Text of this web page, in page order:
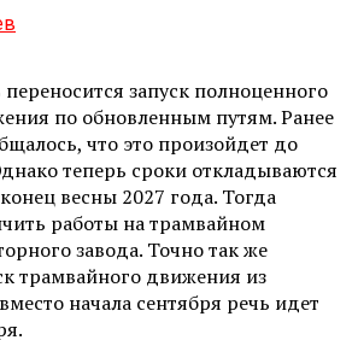
запуск полноценного
по обновленным путям. Ранее
что это произойдет до
теперь сроки откладываются
весны 2027 года. Тогда
работы на трамвайном
завода. Точно так же
трамвайного движения из
начала сентября речь идет